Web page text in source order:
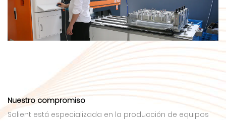
Nuestro compromiso
Salient está especializada en la producción de equipos